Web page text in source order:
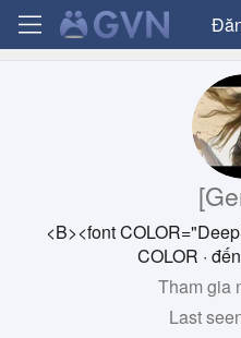
<B><font
COLOR ·
Tham gia
Last